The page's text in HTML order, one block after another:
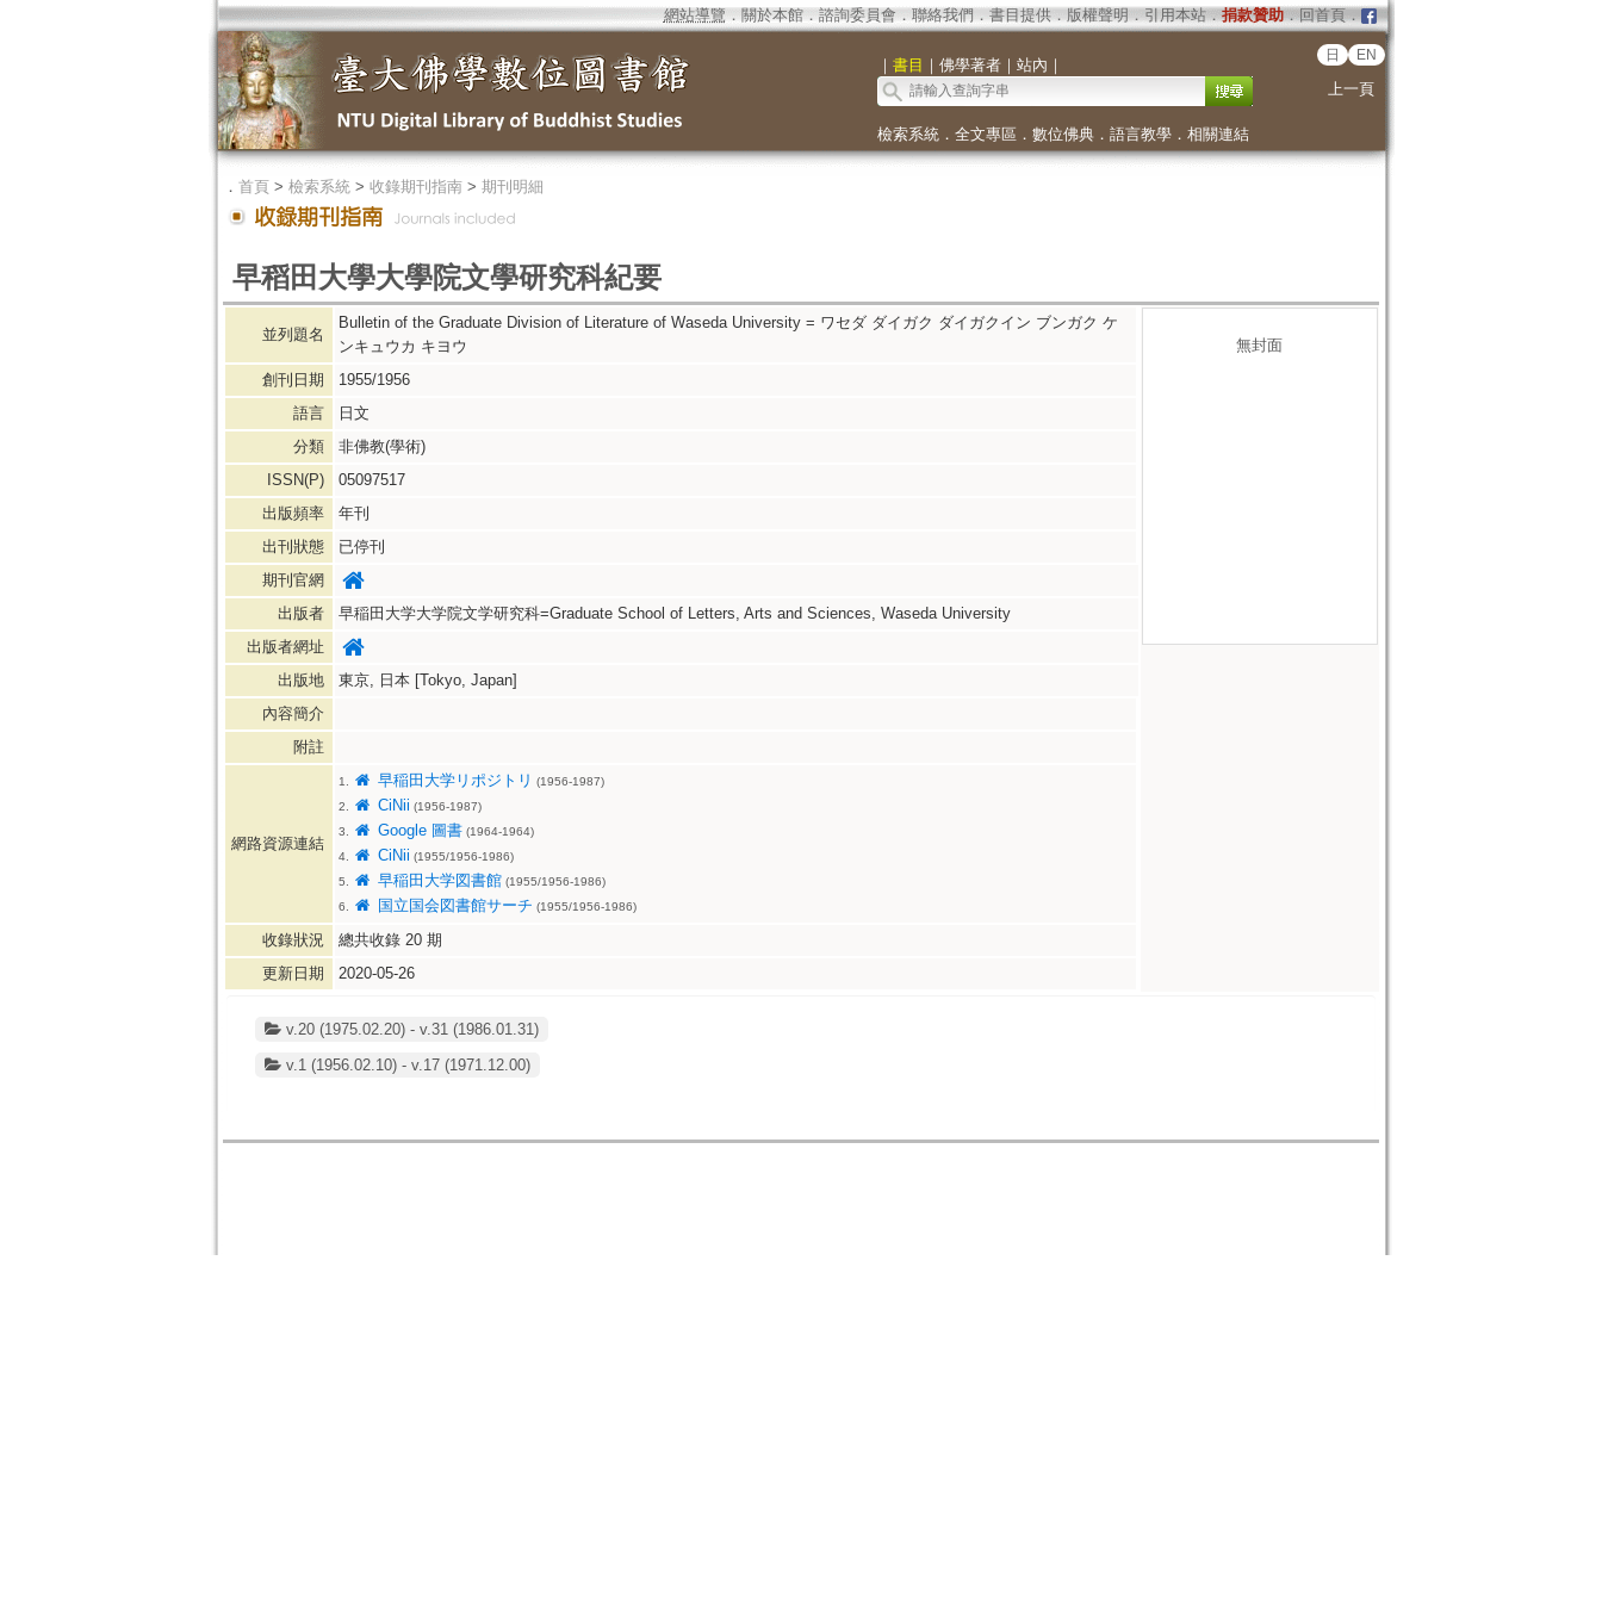
網站導覽 ． 關於本館． 諮詢委員會 ． 聯絡我們 ． 書目提供． 版權聲明． 引用本站．捐款贊助．回首頁．
｜ 書目 ｜ 佛學著者｜ 站內 ｜
日 EN
上一頁
檢索系統． 全文專區 ． 數位佛典． 語言教學． 相關連結
． 首頁> 檢索系統> 收錄期刊指南> 期刊明細
早稻田大學大學院文學研究科紀要
並列題名
Bulletin of the Graduate Division of Literature of Waseda University = ワセダ ダイガク ダイガクイン ブンガク ケ
ンキュウカ キヨウ
創刊日期
1955/1956
語言
日文
分類
非佛教(學術)
ISSN(P)
05097517
出版頻率
年刊
出刊狀態
已停刊
期刊官網
出版者
早稲田大学大学院文学研究科=Graduate School of Letters, Arts and Sciences, Waseda University
出版者網址
出版地
東京, 日本 [Tokyo, Japan]
內容簡介
附註
網路資源連結
1. 早稲田大学リポジトリ (1956-1987)
2.
CiNii (1956-1987)
3.
Google 圖書(1964-1964)
4.
CiNii (1955/1956-1986)
5.
早稲田大学図書館(1955/1956-1986)
6.
国立国会図書館サーチ (1955/1956-1986)
收錄狀況 總共收錄 20期
更新日期
2020-05-26
無封面
v.20 (1975.02.20) - v.31 (1986.01.31)
v.1 (1956.02.10) - v.17 (1971.12.00)